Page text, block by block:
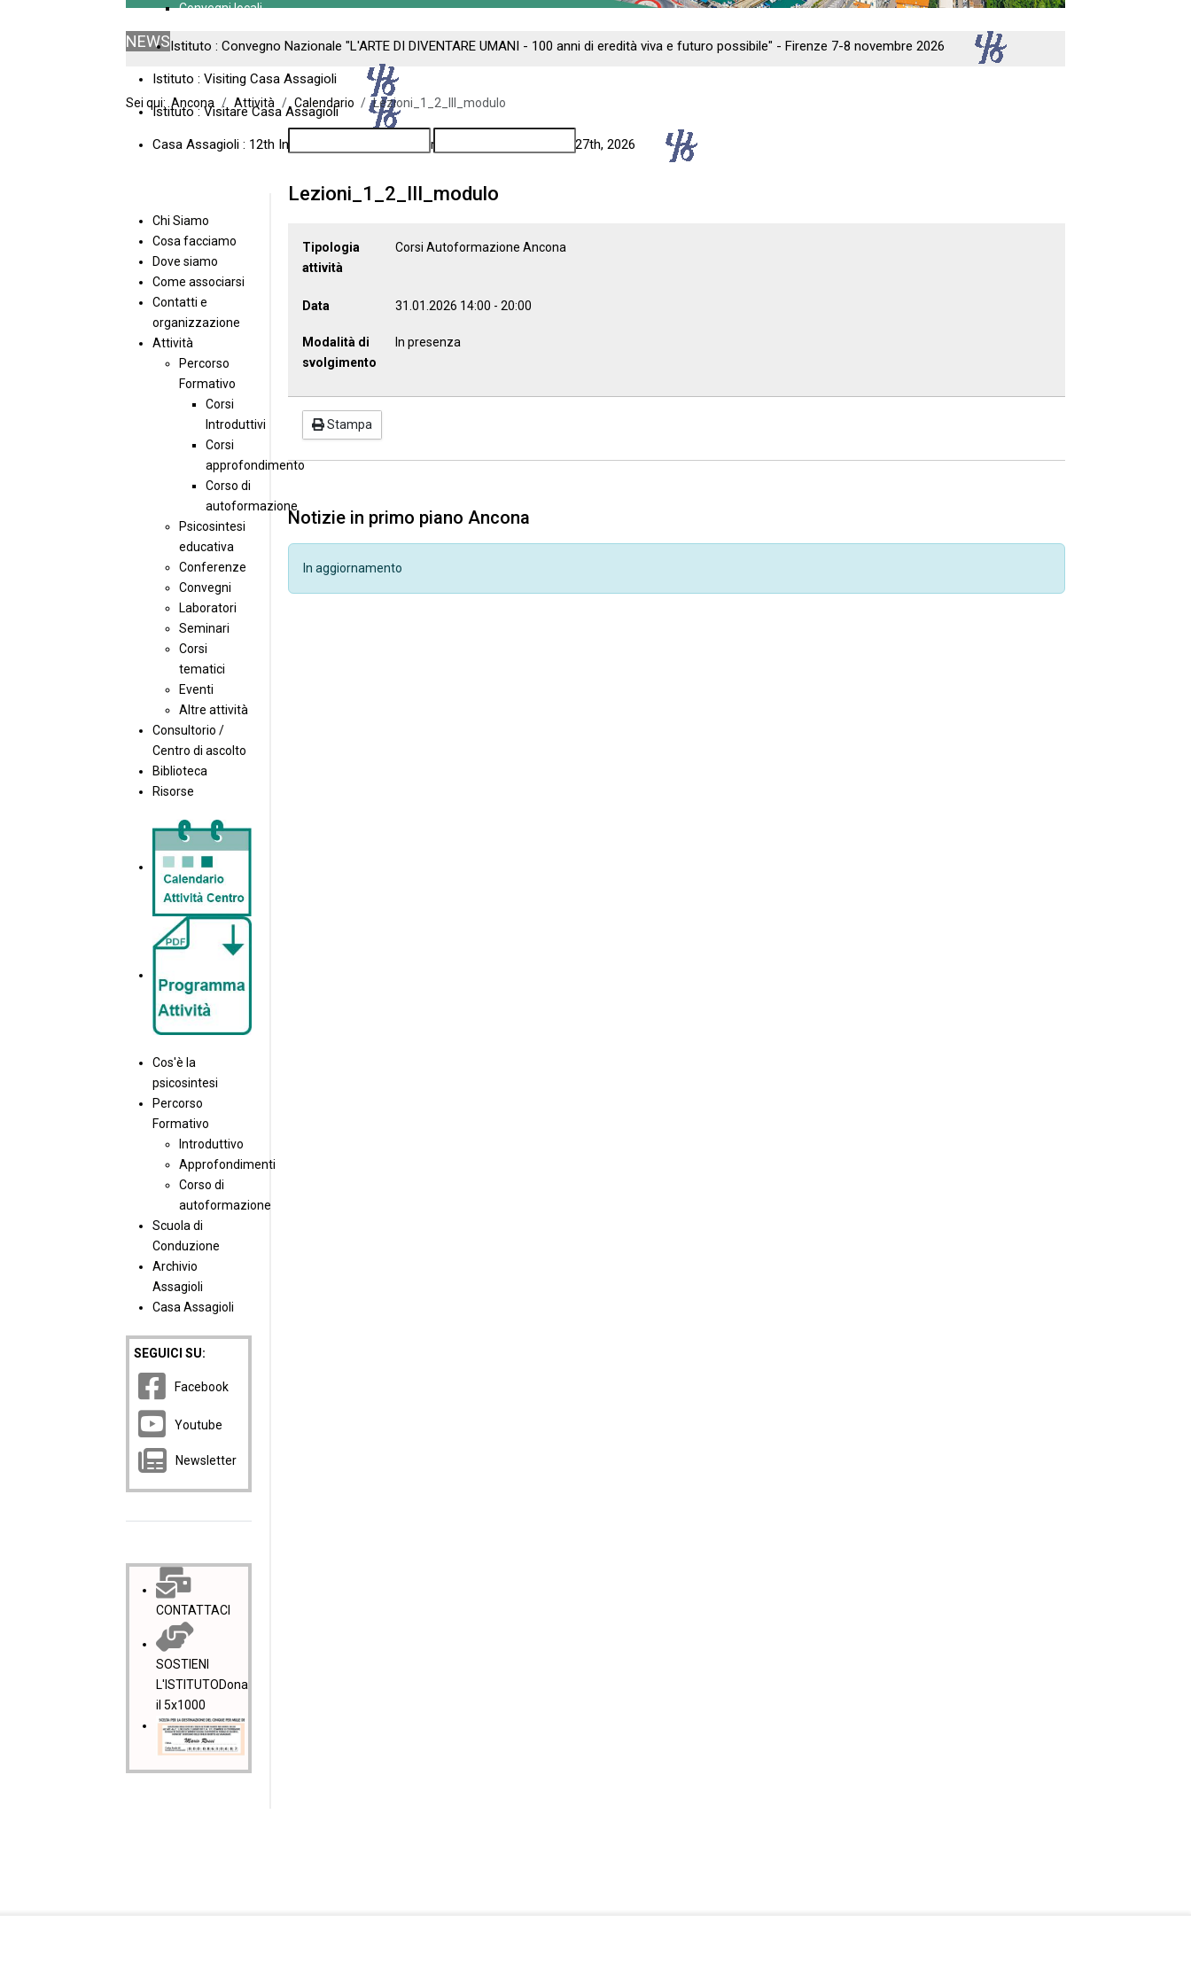
Convegni locali
NEWSIstituto : Convegno Nazionale "L'ARTE DI DIVENTARE UMANI - 100 anni di eredità viva e futuro possibile" - Firenze 7-8 novembre 2026
Istituto : Visiting Casa Assagioli
Istituto : Visitare Casa Assagioli
Casa Assagioli : 12th International Meeting - Florence: September 24th - 27th, 2026
Sei qui:Ancona Attività Calendario Lezioni_1_2_III_modulo
Chi Siamo
Cosa facciamo
Dove siamo
Come associarsi
Contatti e
organizzazione
Attività
Percorso
Formativo
Corsi
Introduttivi
Corsi
approfondimento
Corso di
autoformazione
Psicosintesi
educativa
Conferenze
Convegni
Laboratori
Seminari
Corsi
tematici
Eventi
Altre attività
Consultorio /
Centro di ascolto
Biblioteca
Risorse
Cos'è la
psicosintesi
Percorso
Formativo
Introduttivo
Approfondimenti
Corso di
autoformazione
Scuola di
Conduzione
Archivio
Assagioli
Casa Assagioli
SEGUICI SU:
Facebook
Youtube
Newsletter
CONTATTACI
SOSTIENI
L'ISTITUTODona
il 5x1000
Lezioni_1_2_III_modulo
Tipologia
attività
Corsi Autoformazione Ancona
Data 31.01.2026 14:00 - 20:00
Modalità di
svolgimento
In presenza
Stampa
Notizie in primo piano Ancona
In aggiornamento